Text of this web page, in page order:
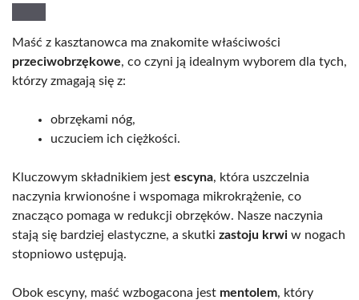
Maść z kasztanowca ma znakomite właściwości
przeciwobrzękowe, co czyni ją idealnym wyborem dla tych,
którzy zmagają się z:
obrzękami nóg,
uczuciem ich ciężkości.
Kluczowym składnikiem jest escyna, która uszczelnia
naczynia krwionośne i wspomaga mikrokrążenie, co
znacząco pomaga w redukcji obrzęków. Nasze naczynia
stają się bardziej elastyczne, a skutki zastoju krwi w nogach
stopniowo ustępują.
Obok escyny, maść wzbogacona jest mentolem, który